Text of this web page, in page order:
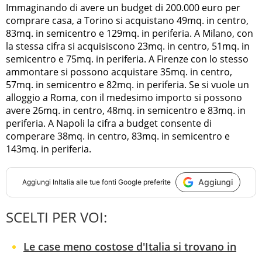
Immaginando di avere un budget di 200.000 euro per
comprare casa, a Torino si acquistano 49mq. in centro,
83mq. in semicentro e 129mq. in periferia. A Milano, con
la stessa cifra si acquisiscono 23mq. in centro, 51mq. in
semicentro e 75mq. in periferia. A Firenze con lo stesso
ammontare si possono acquistare 35mq. in centro,
57mq. in semicentro e 82mq. in periferia. Se si vuole un
alloggio a Roma, con il medesimo importo si possono
avere 26mq. in centro, 48mq. in semicentro e 83mq. in
periferia. A Napoli la cifra a budget consente di
comperare 38mq. in centro, 83mq. in semicentro e
143mq. in periferia.
Aggiungi InItalia alle tue fonti Google preferite Aggiungi
SCELTI PER VOI:
Le case meno costose d'Italia si trovano in